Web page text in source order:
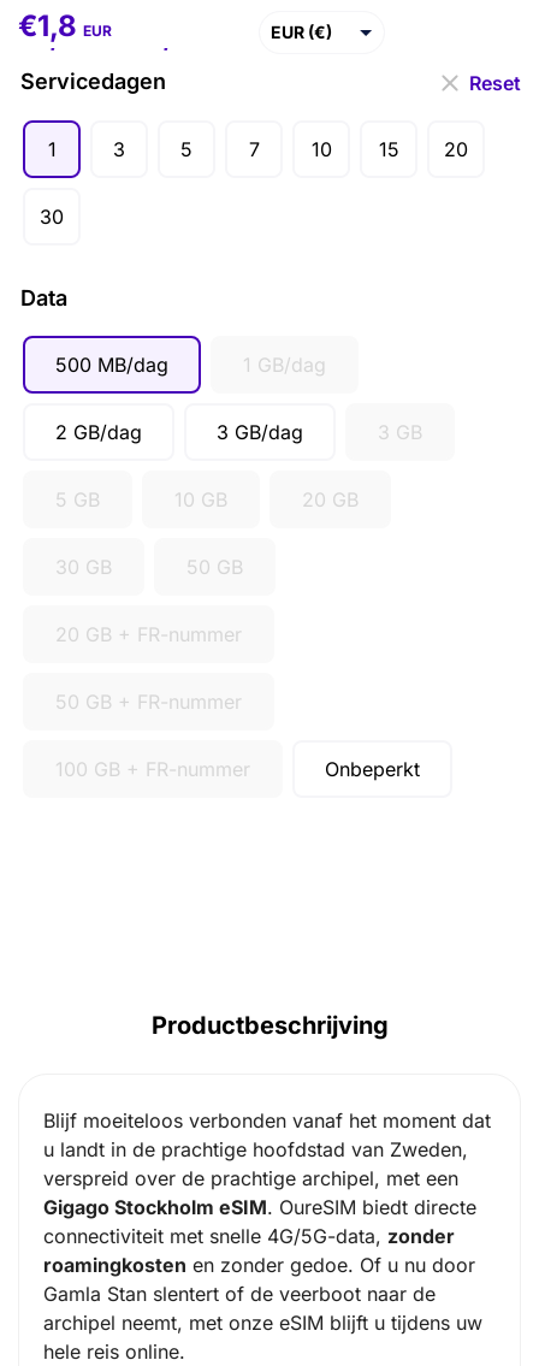
€1,8 –€ EUR (€)
Servicedagen
1 3 5 7 10 15 20
30
Data
500 MB/dag 1 GB/dag
2 GB/dag 3 GB/dag 3 GB
5 GB 10 GB 20 GB
30 GB 50 GB
20 GB + FR-nummer
50 GB + FR-nummer
100 GB + FR-nummer Onbeperkt
Reset
€1,8 EUR
Productbeschrijving
Blijf moeiteloos verbonden vanaf het moment dat
u landt in de prachtige hoofdstad van Zweden,
verspreid over de prachtige archipel, met een
Gigago Stockholm eSIM. OureSIM biedt directe
connectiviteit met snelle 4G/5G-data, zonder
roamingkosten en zonder gedoe. Of u nu door
Gamla Stan slentert of de veerboot naar de
archipel neemt, met onze eSIM blijft u tijdens uw
hele reis online.